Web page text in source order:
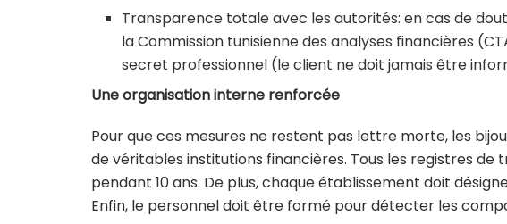
Transparence totale avec les autorités: en cas de
la Commission tunisienne des analyses financières
secret professionnel (le client ne doit jamais être
Une organisation interne renforcée
Pour que ces mesures ne restent pas lettre morte, les
de véritables institutions financières. Tous les registres
pendant 10 ans. De plus, chaque établissement doit
Enfin, le personnel doit être formé pour détecter les